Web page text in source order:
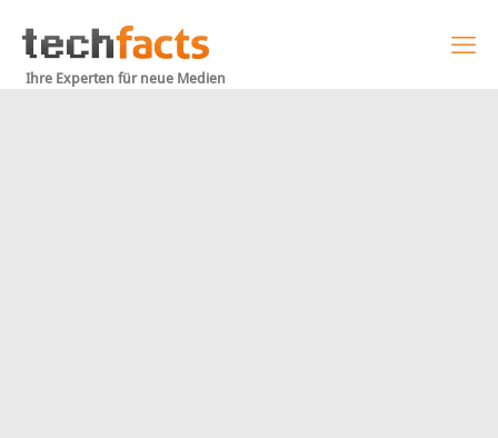
Ihre Experten für neue Medien